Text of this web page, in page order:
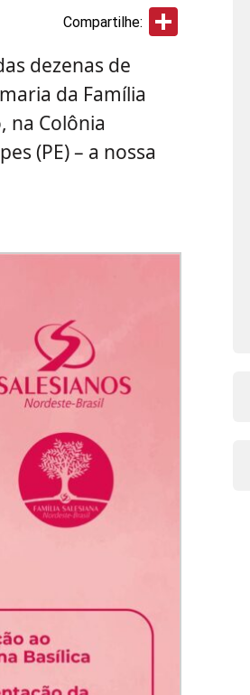
Compartilhe:
dezenas de
da Família
na Colônia
(PE) – a nossa